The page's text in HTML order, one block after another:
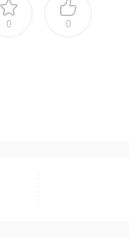
0 0